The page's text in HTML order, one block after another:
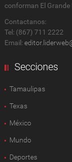
conforman El Grande
Contactanos:
Tel: (867) 711 2222
Email:
Secciones
Tamaulipas
Texas
México
Mundo
Deportes